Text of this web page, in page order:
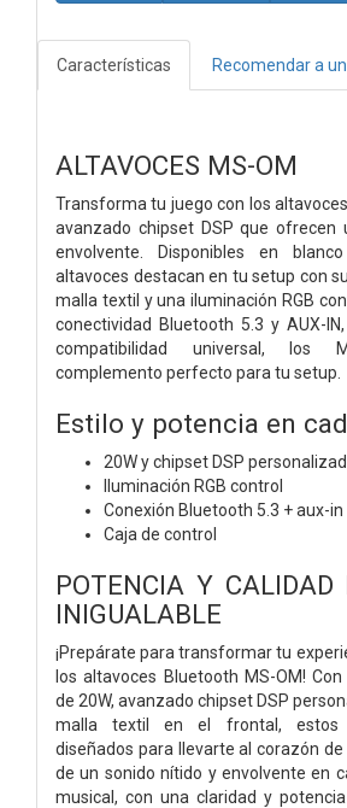
Características Recomendar a
ALTAVOCES MS-OM
Transforma tu juego con los
avanzado chipset DSP que ofrecen
envolvente. Disponibles en
altavoces destacan en tu setup con
malla textil y una iluminación RGB
conectividad Bluetooth 5.3 y AUX-
compatibilidad universal, los
complemento perfecto para tu setup.
Estilo y potencia en
20W y chipset DSP
Iluminación RGB control
Conexión Bluetooth 5.3 + aux-in
Caja de control
POTENCIA Y CALIDAD
INIGUALABLE
¡Prepárate para transformar tu
los altavoces Bluetooth MS-OM!
de 20W, avanzado chipset DSP
malla textil en el frontal, estos
diseñados para llevarte al corazón
de un sonido nítido y envolvente en
musical, con una claridad y